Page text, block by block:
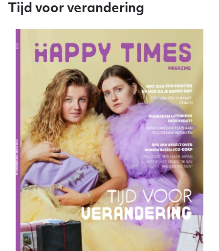
Tijd voor verandering